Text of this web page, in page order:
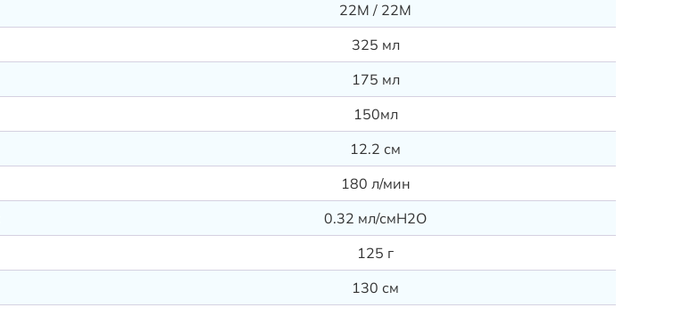
22M / 22M
325 мл
175 мл
150мл
12.2 см
180 л/мин
0.32 мл/смH2O
125 г
130 см